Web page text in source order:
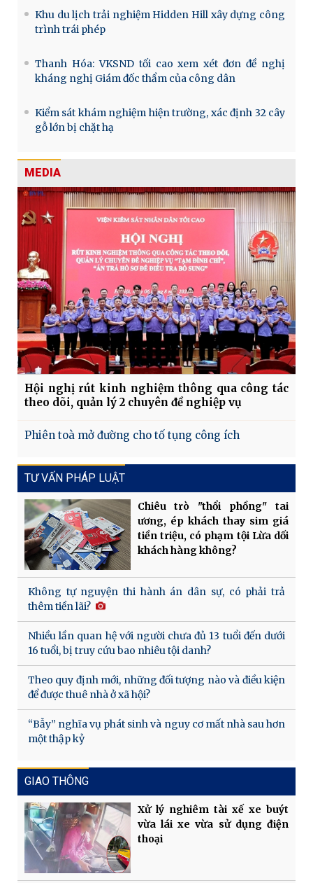
Khu du lịch trải nghiệm Hidden Hill xây dựng công
trình trái phép
Thanh Hóa: VKSND tối cao xem xét đơn đề nghị
kháng nghị Giám đốc thẩm của công dân
Kiểm sát khám nghiệm hiện trường, xác định 32 cây
gỗ lớn bị chặt hạ
MEDIA
Hội nghị rút kinh nghiệm thông qua công tác
theo dõi, quản lý 2 chuyên đề nghiệp vụ
Phiên toà mở đường cho tố tụng công ích
TƯ VẤN PHÁP LUẬT
Chiêu trò "thổi phồng" tai
ương, ép khách thay sim giá
tiền triệu, có phạm tội Lừa dối
khách hàng không?
Không tự nguyện thi hành án dân sự, có phải trả
thêm tiền lãi?
Nhiều lần quan hệ với người chưa đủ 13 tuổi đến dưới
16 tuổi, bị truy cứu bao nhiêu tội danh?
Theo quy định mới, những đối tượng nào và điều kiện
để được thuê nhà ở xã hội?
“Bẫy” nghĩa vụ phát sinh và nguy cơ mất nhà sau hơn
một thập kỷ
GIAO THÔNG
Xử lý nghiêm tài xế xe buýt
vừa lái xe vừa sử dụng điện
thoại